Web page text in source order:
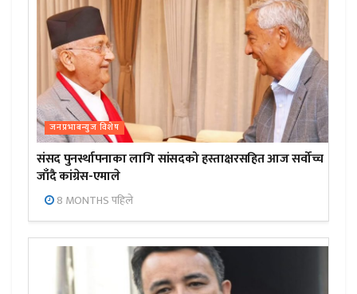
जनप्रभाबन्युज विशेष
संसद पुनर्स्थापनाका लागि सांसदको हस्ताक्षरसहित आज सर्वोच्च
जाँदै कांग्रेस-एमाले
8 MONTHS पहिले